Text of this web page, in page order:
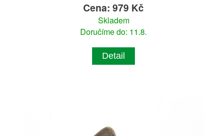
Cena: 979 Kč
Skladem
Doručíme do: 11.8.
Detail